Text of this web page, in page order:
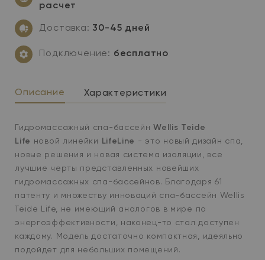
расчет
Доставка: 30-45 дней
Подключение: бесплатно
Описание Характеристики
Гидромассажный спа-бассейнWellis Teide
Life новой линейки LifeLine - это новый дизайн спа,
новые решения и новая система изоляции, все
лучшие черты представленных новейших
гидромассажных спа-бассейнов. Благодаря 61
патенту и множеству инноваций спа-бассейн Wellis
Teide Life, не имеющий аналогов в мире по
энергоэффективности, наконец-то стал доступен
каждому. Модель достаточно компактная, идеяльно
подойдет для небольших помещений.